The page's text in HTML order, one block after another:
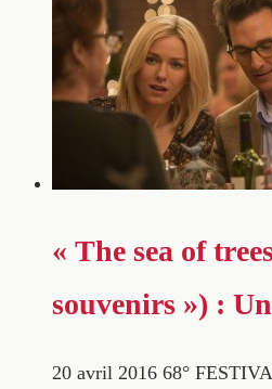
« The sea of
souvenirs ») :
20 avril 2016 68°